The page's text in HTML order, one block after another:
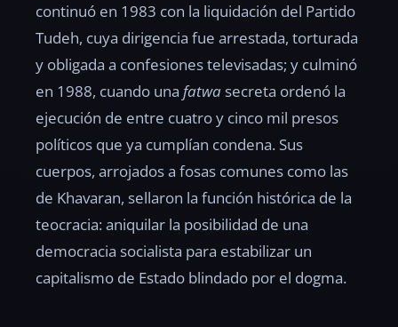
continuó en 1983 con la liquidación del Partido
Tudeh, cuya dirigencia fue arrestada, torturada
y obligada a confesiones televisadas; y culminó
en 1988, cuando una fatwa secreta ordenó la
ejecución de entre cuatro y cinco mil presos
políticos que ya cumplían condena. Sus
cuerpos, arrojados a fosas comunes como las
de Khavaran, sellaron la función histórica de la
teocracia: aniquilar la posibilidad de una
democracia socialista para estabilizar un
capitalismo de Estado blindado por el dogma.